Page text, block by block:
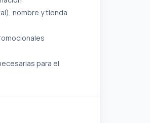
nombre y tienda
para el